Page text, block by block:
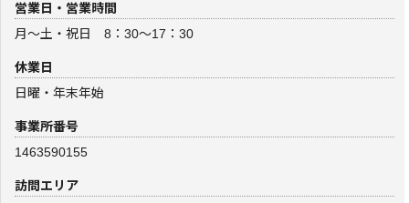
営業日・営業時間
月～土・祝日 8：30～17：30
休業日
日曜・年末年始
事業所番号
1463590155
訪問エリア